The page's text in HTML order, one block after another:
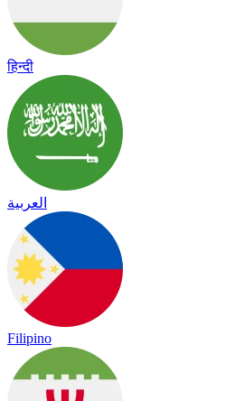
हिन्दी
العربية
Filipino